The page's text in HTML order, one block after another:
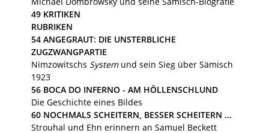
49 KRITIKEN
RUBRIKEN
54 ANGEGRAUT: DIE UNSTERBLICHE
ZUGZWANGPARTIE
Nimzowitschs Systemund sein Sieg über Sämisch
1923
56 BOCA DO INFERNO - AM HÖLLENSCHLUND
Die Geschichte eines Bildes
60 NOCHMALS SCHEITERN, BESSER SCHEITERN ...
Strouhal und Ehn erinnern an Samuel Beckett